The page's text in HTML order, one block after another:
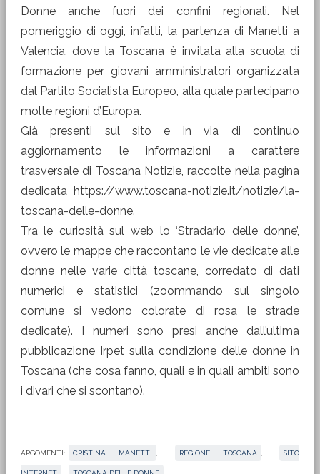
Donne anche fuori dei confini regionali. Nel
pomeriggio di oggi, infatti, la partenza di Manetti a
Valencia, dove la Toscana è invitata alla scuola di
formazione per giovani amministratori organizzata
dal Partito Socialista Europeo, alla quale partecipano
molte regioni d’Europa.
Già presenti sul sito e in via di continuo
aggiornamento le informazioni a carattere
trasversale di Toscana Notizie, raccolte nella pagina
dedicata https://www.toscana-notizie.it/notizie/la-
toscana-delle-donne.
Tra le curiosità sul web lo ‘Stradario delle donne’,
ovvero le mappe che raccontano le vie dedicate alle
donne nelle varie città toscane, corredato di dati
numerici e statistici (zoommando sul singolo
comune si vedono colorate di rosa le strade
dedicate). I numeri sono presi anche dall’ultima
pubblicazione Irpet sulla condizione delle donne in
Toscana (che cosa fanno, quali e in quali ambiti sono
i divari che si scontano).
ARGOMENTI: CRISTINA MANETTI REGIONE TOSCANA SITO